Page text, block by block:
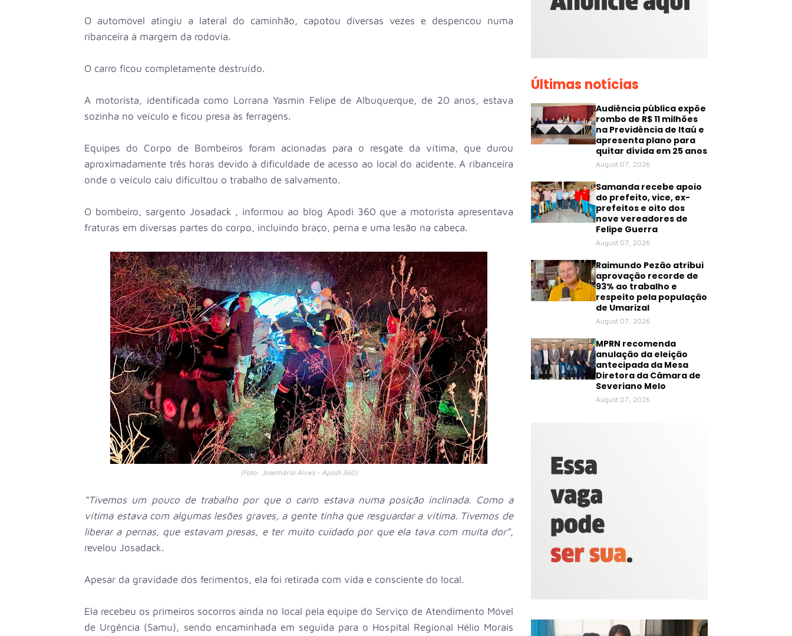
O automóvel atingiu a lateral do caminhão, capotou diversas vezes e despencou numa
ribanceira à margem da rodovia.
O carro ficou completamente destruído.
A motorista, identificada como Lorrana Yasmin Felipe de Albuquerque, de 20 anos, estava
sozinha no veículo e ficou presa às ferragens.
Equipes do Corpo de Bombeiros foram acionadas para o resgate da vítima, que durou
aproximadamente três horas devido à dificuldade de acesso ao local do acidente. A ribanceira
onde o veículo caiu dificultou o trabalho de salvamento.
O bombeiro, sargento Josadack , informou ao blog Apodi 360 que a motorista apresentava
fraturas em diversas partes do corpo, incluindo braço, perna e uma lesão na cabeça.
(Foto: Josemário Alves - Apodi 360)
“Tivemos um pouco de trabalho por que o carro estava numa posição inclinada. Como a
vítima estava com algumas lesões graves, a gente tinha que resguardar a vítima. Tivemos de
liberar a pernas, que estavam presas, e ter muito cuidado por que ela tava com muita dor”,
revelou Josadack.
Apesar da gravidade dos ferimentos, ela foi retirada com vida e consciente do local.
Ela recebeu os primeiros socorros ainda no local pela equipe do Serviço de Atendimento Móvel
de Urgência (Samu), sendo encaminhada em seguida para o Hospital Regional Hélio Morais
Últimas notícias
Audiência pública expõe
rombo de R$ 11 milhões
na Previdência de Itaú e
apresenta plano para
quitar dívida em 25 anos
August 07, 2026
Samanda recebe apoio
do prefeito, vice, ex-
prefeitos e oito dos
nove vereadores de
Felipe Guerra
August 07, 2026
Raimundo Pezão atribui
aprovação recorde de
93% ao trabalho e
respeito pela população
de Umarizal
August 07, 2026
MPRN recomenda
anulação da eleição
antecipada da Mesa
Diretora da Câmara de
Severiano Melo
August 07, 2026